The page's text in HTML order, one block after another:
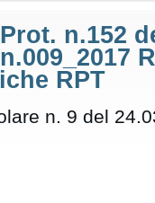
Prot. n.152
n.009_2017
RPT
n. 9 del